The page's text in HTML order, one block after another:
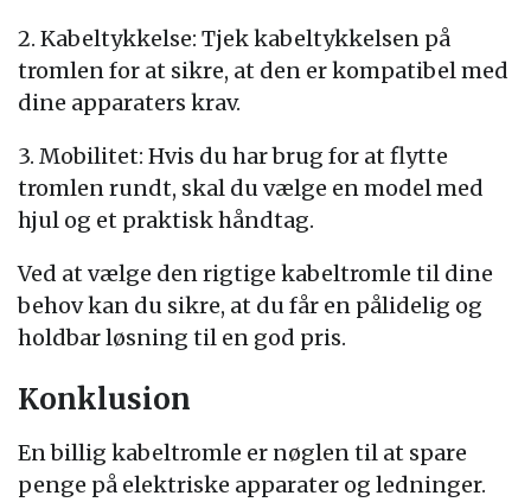
2. Kabeltykkelse: Tjek kabeltykkelsen på
tromlen for at sikre, at den er kompatibel med
dine apparaters krav.
3. Mobilitet: Hvis du har brug for at flytte
tromlen rundt, skal du vælge en model med
hjul og et praktisk håndtag.
Ved at vælge den rigtige kabeltromle til dine
behov kan du sikre, at du får en pålidelig og
holdbar løsning til en god pris.
Konklusion
En billig kabeltromle er nøglen til at spare
penge på elektriske apparater og ledninger.